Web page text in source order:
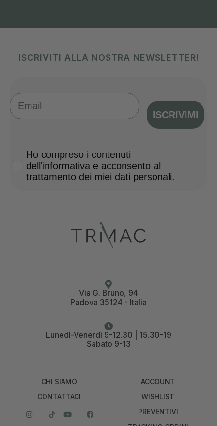
ISCRIVITI ALLA NOSTRA NEWSLETTER!
Email
ISCRIVIMI
Privacy Policy
Ho compreso i contenuti
dell'informativa e acconsento al
trattamento dei miei dati personali.
Via G. Bruno, 94
Padova 35124 - Italia
Lunedì-Venerdì 9-12.30 | 15.30-19
Sabato 9-13
CHI SIAMO
CONTATTACI
ACCOUNT
WISHLIST
PREVENTIVI